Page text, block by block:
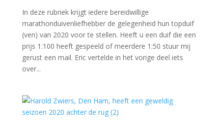
In deze rubriek krijgt iedere bereidwillige
marathonduivenliefhebber de gelegenheid hun topduif
(ven) van 2020 voor te stellen. Heeft u een duif die een
prijs 1:100 heeft gespeeld of meerdere 1:50 stuur mij
gerust een mail. Eric vertelde in het vorige deel iets
over...